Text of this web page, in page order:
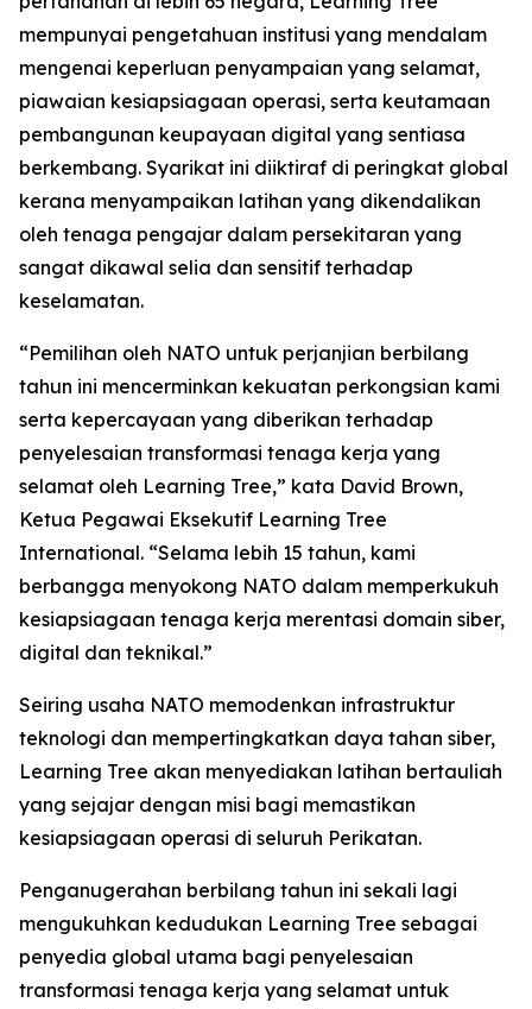
mempunyai pengetahuan institusi yang mendalam
mengenai keperluan penyampaian yang selamat,
piawaian kesiapsiagaan operasi, serta keutamaan
pembangunan keupayaan digital yang sentiasa
berkembang. Syarikat ini diiktiraf di peringkat global
kerana menyampaikan latihan yang dikendalikan
oleh tenaga pengajar dalam persekitaran yang
sangat dikawal selia dan sensitif terhadap
keselamatan.
“Pemilihan oleh NATO untuk perjanjian berbilang
tahun ini mencerminkan kekuatan perkongsian kami
serta kepercayaan yang diberikan terhadap
penyelesaian transformasi tenaga kerja yang
selamat oleh Learning Tree,” kata David Brown,
Ketua Pegawai Eksekutif Learning Tree
International. “Selama lebih 15 tahun, kami
berbangga menyokong NATO dalam memperkukuh
kesiapsiagaan tenaga kerja merentasi domain siber,
digital dan teknikal.”
Seiring usaha NATO memodenkan infrastruktur
teknologi dan mempertingkatkan daya tahan siber,
Learning Tree akan menyediakan latihan bertauliah
yang sejajar dengan misi bagi memastikan
kesiapsiagaan operasi di seluruh Perikatan.
Penganugerahan berbilang tahun ini sekali lagi
mengukuhkan kedudukan Learning Tree sebagai
penyedia global utama bagi penyelesaian
transformasi tenaga kerja yang selamat untuk